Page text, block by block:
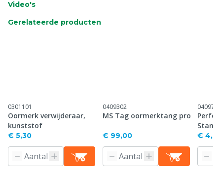
Video's
Gerelateerde producten
0301101
Oormerk verwijderaar,
kunststof
€ 5,30
0409302
MS Tag oormerktang pro
€ 99,00
0409716
€ 4,61